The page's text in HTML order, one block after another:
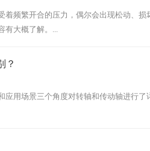
着频繁开合的压力，偶尔会出现松动、
有大概了解。...
？
应用场景三个角度对转轴和传动轴进行